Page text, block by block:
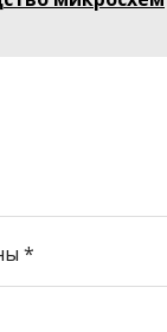
12V-2×6
*